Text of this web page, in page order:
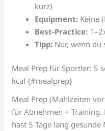
kurz)
Equipment: Keine
Best-Practice:
Tipp: Nur, wenn du
Meal Prep für Sportler: 5
kcal {#mealprep}
Meal Prep (Mahlzeiten
für Abnehmen + Training.
hast 5 Tage lang